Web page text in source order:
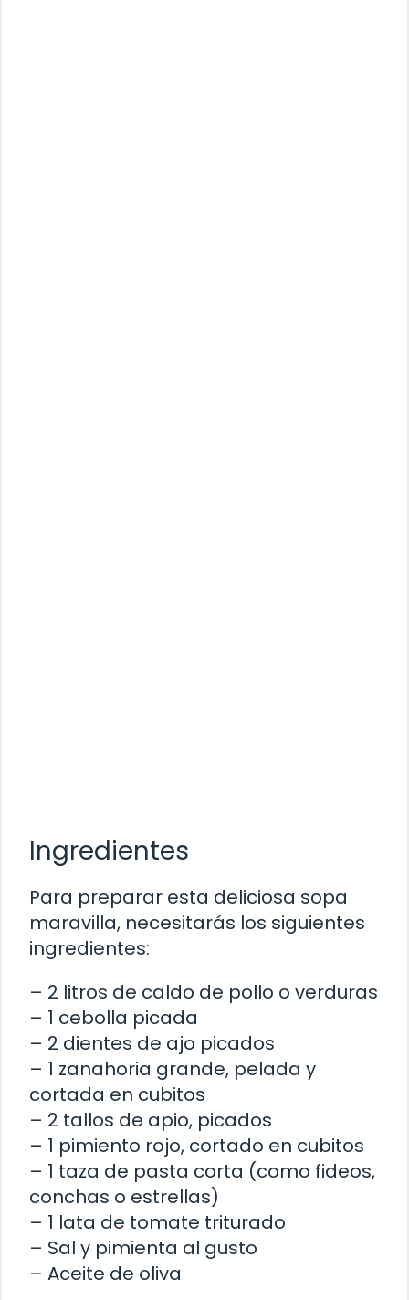
Ingredientes
Para preparar esta deliciosa sopa
maravilla, necesitarás los siguientes
ingredientes:
– 2 litros de caldo de pollo o verduras
– 1 cebolla picada
– 2 dientes de ajo picados
– 1 zanahoria grande, pelada y
cortada en cubitos
– 2 tallos de apio, picados
– 1 pimiento rojo, cortado en cubitos
– 1 taza de pasta corta (como fideos,
conchas o estrellas)
– 1 lata de tomate triturado
– Sal y pimienta al gusto
– Aceite de oliva